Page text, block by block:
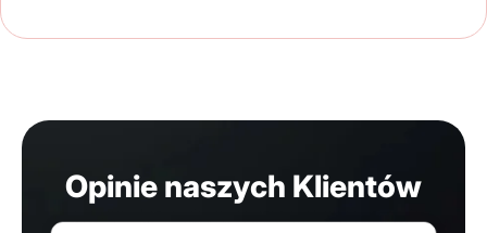
Opinie naszych Klientów